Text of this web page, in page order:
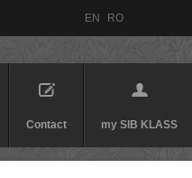
EN RO
Contact my SIB KLASS